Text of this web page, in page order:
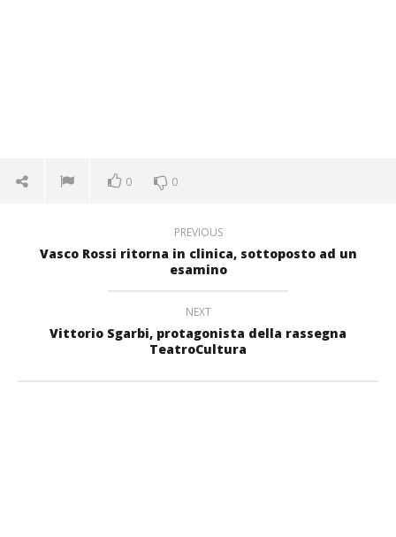
0 0
PREVIOUS
Vasco Rossi ritorna in clinica, sottoposto ad un
esamino
NEXT
Vittorio Sgarbi, protagonista della rassegna
TeatroCultura